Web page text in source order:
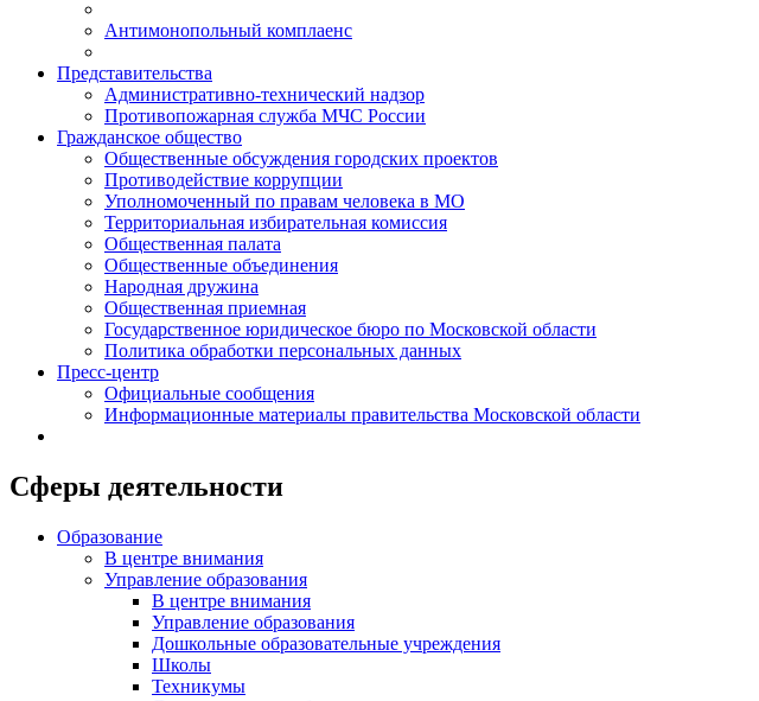
Антимонопольный комплаенс
Представительства
Административно-технический надзор
Противопожарная служба МЧС России
Гражданское общество
Общественные обсуждения городских проектов
Противодействие коррупции
Уполномоченный по правам человека в МО
Территориальная избирательная комиссия
Общественная палата
Общественные объединения
Народная дружина
Общественная приемная
Государственное юридическое бюро по Московской области
Политика обработки персональных данных
Пресс-центр
Официальные сообщения
Информационные материалы правительства Московской области
Сферы деятельности
Образование
В центре внимания
Управление образования
В центре внимания
Управление образования
Дошкольные образовательные учреждения
Школы
Техникумы